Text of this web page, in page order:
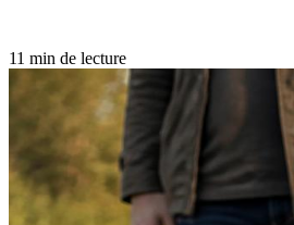
11 min de lecture